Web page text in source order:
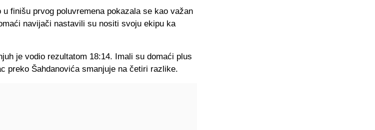
finišu prvog poluvremena pokazala se kao važan
navijači nastavili su nositi svoju ekipu ka
je vodio rezultatom 18:14. Imali su domaći plus
preko Šahdanovića smanjuje na četiri razlike.